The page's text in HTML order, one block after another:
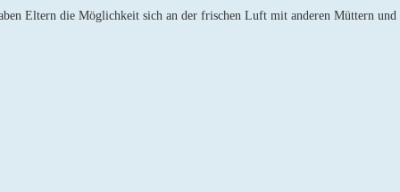
Eltern die Möglichkeit sich an der frischen Luft mit anderen Müttern